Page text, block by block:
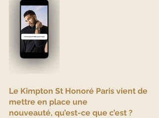
Le Kimpton St Honoré Paris vient de
mettre en place une
nouveauté, qu’est-ce que c’est ?